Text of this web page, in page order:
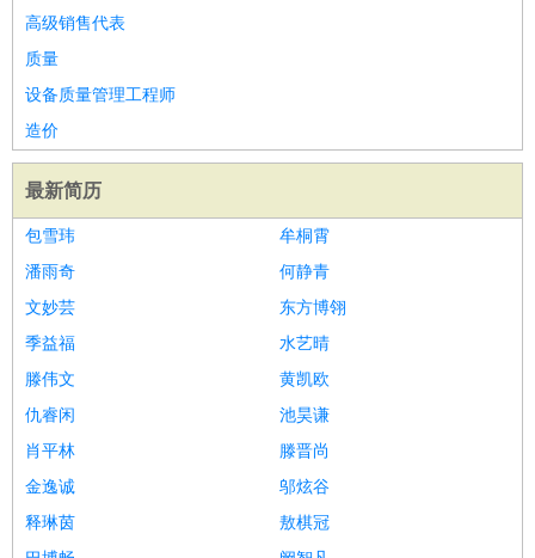
高级销售代表
质量
设备质量管理工程师
造价
最新简历
包雪玮
牟桐霄
潘雨奇
何静青
文妙芸
东方博翎
季益福
水艺晴
滕伟文
黄凯欧
仇睿闲
池昊谦
肖平林
滕晋尚
金逸诚
邬炫谷
释琳茵
敖棋冠